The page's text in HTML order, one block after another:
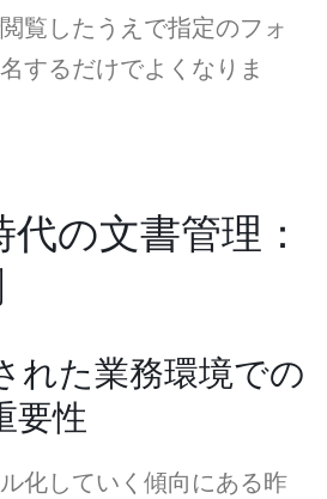
覧したうえで指定のフォ
するだけでよくなりま
の文書管理：
れた業務環境での
要性
化していく傾向にある昨